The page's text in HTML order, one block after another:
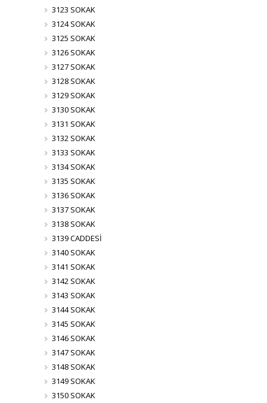
3123 SOKAK
3124 SOKAK
3125 SOKAK
3126 SOKAK
3127 SOKAK
3128 SOKAK
3129 SOKAK
3130 SOKAK
3131 SOKAK
3132 SOKAK
3133 SOKAK
3134 SOKAK
3135 SOKAK
3136 SOKAK
3137 SOKAK
3138 SOKAK
3139 CADDESİ
3140 SOKAK
3141 SOKAK
3142 SOKAK
3143 SOKAK
3144 SOKAK
3145 SOKAK
3146 SOKAK
3147 SOKAK
3148 SOKAK
3149 SOKAK
3150 SOKAK